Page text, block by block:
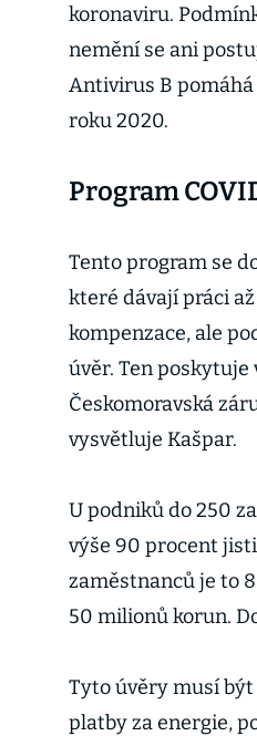
koronaviru.
nemění se ani
Antivirus B
roku 2020.
Program
Tento program se
které dávají práci
kompenzace, ale
úvěr. Ten
Českomoravská
vysvětluje Kašpar.
U podniků do 250
výše 90 procent
zaměstnanců je to
50 milionů korun.
Tyto úvěry musí
platby za energie,